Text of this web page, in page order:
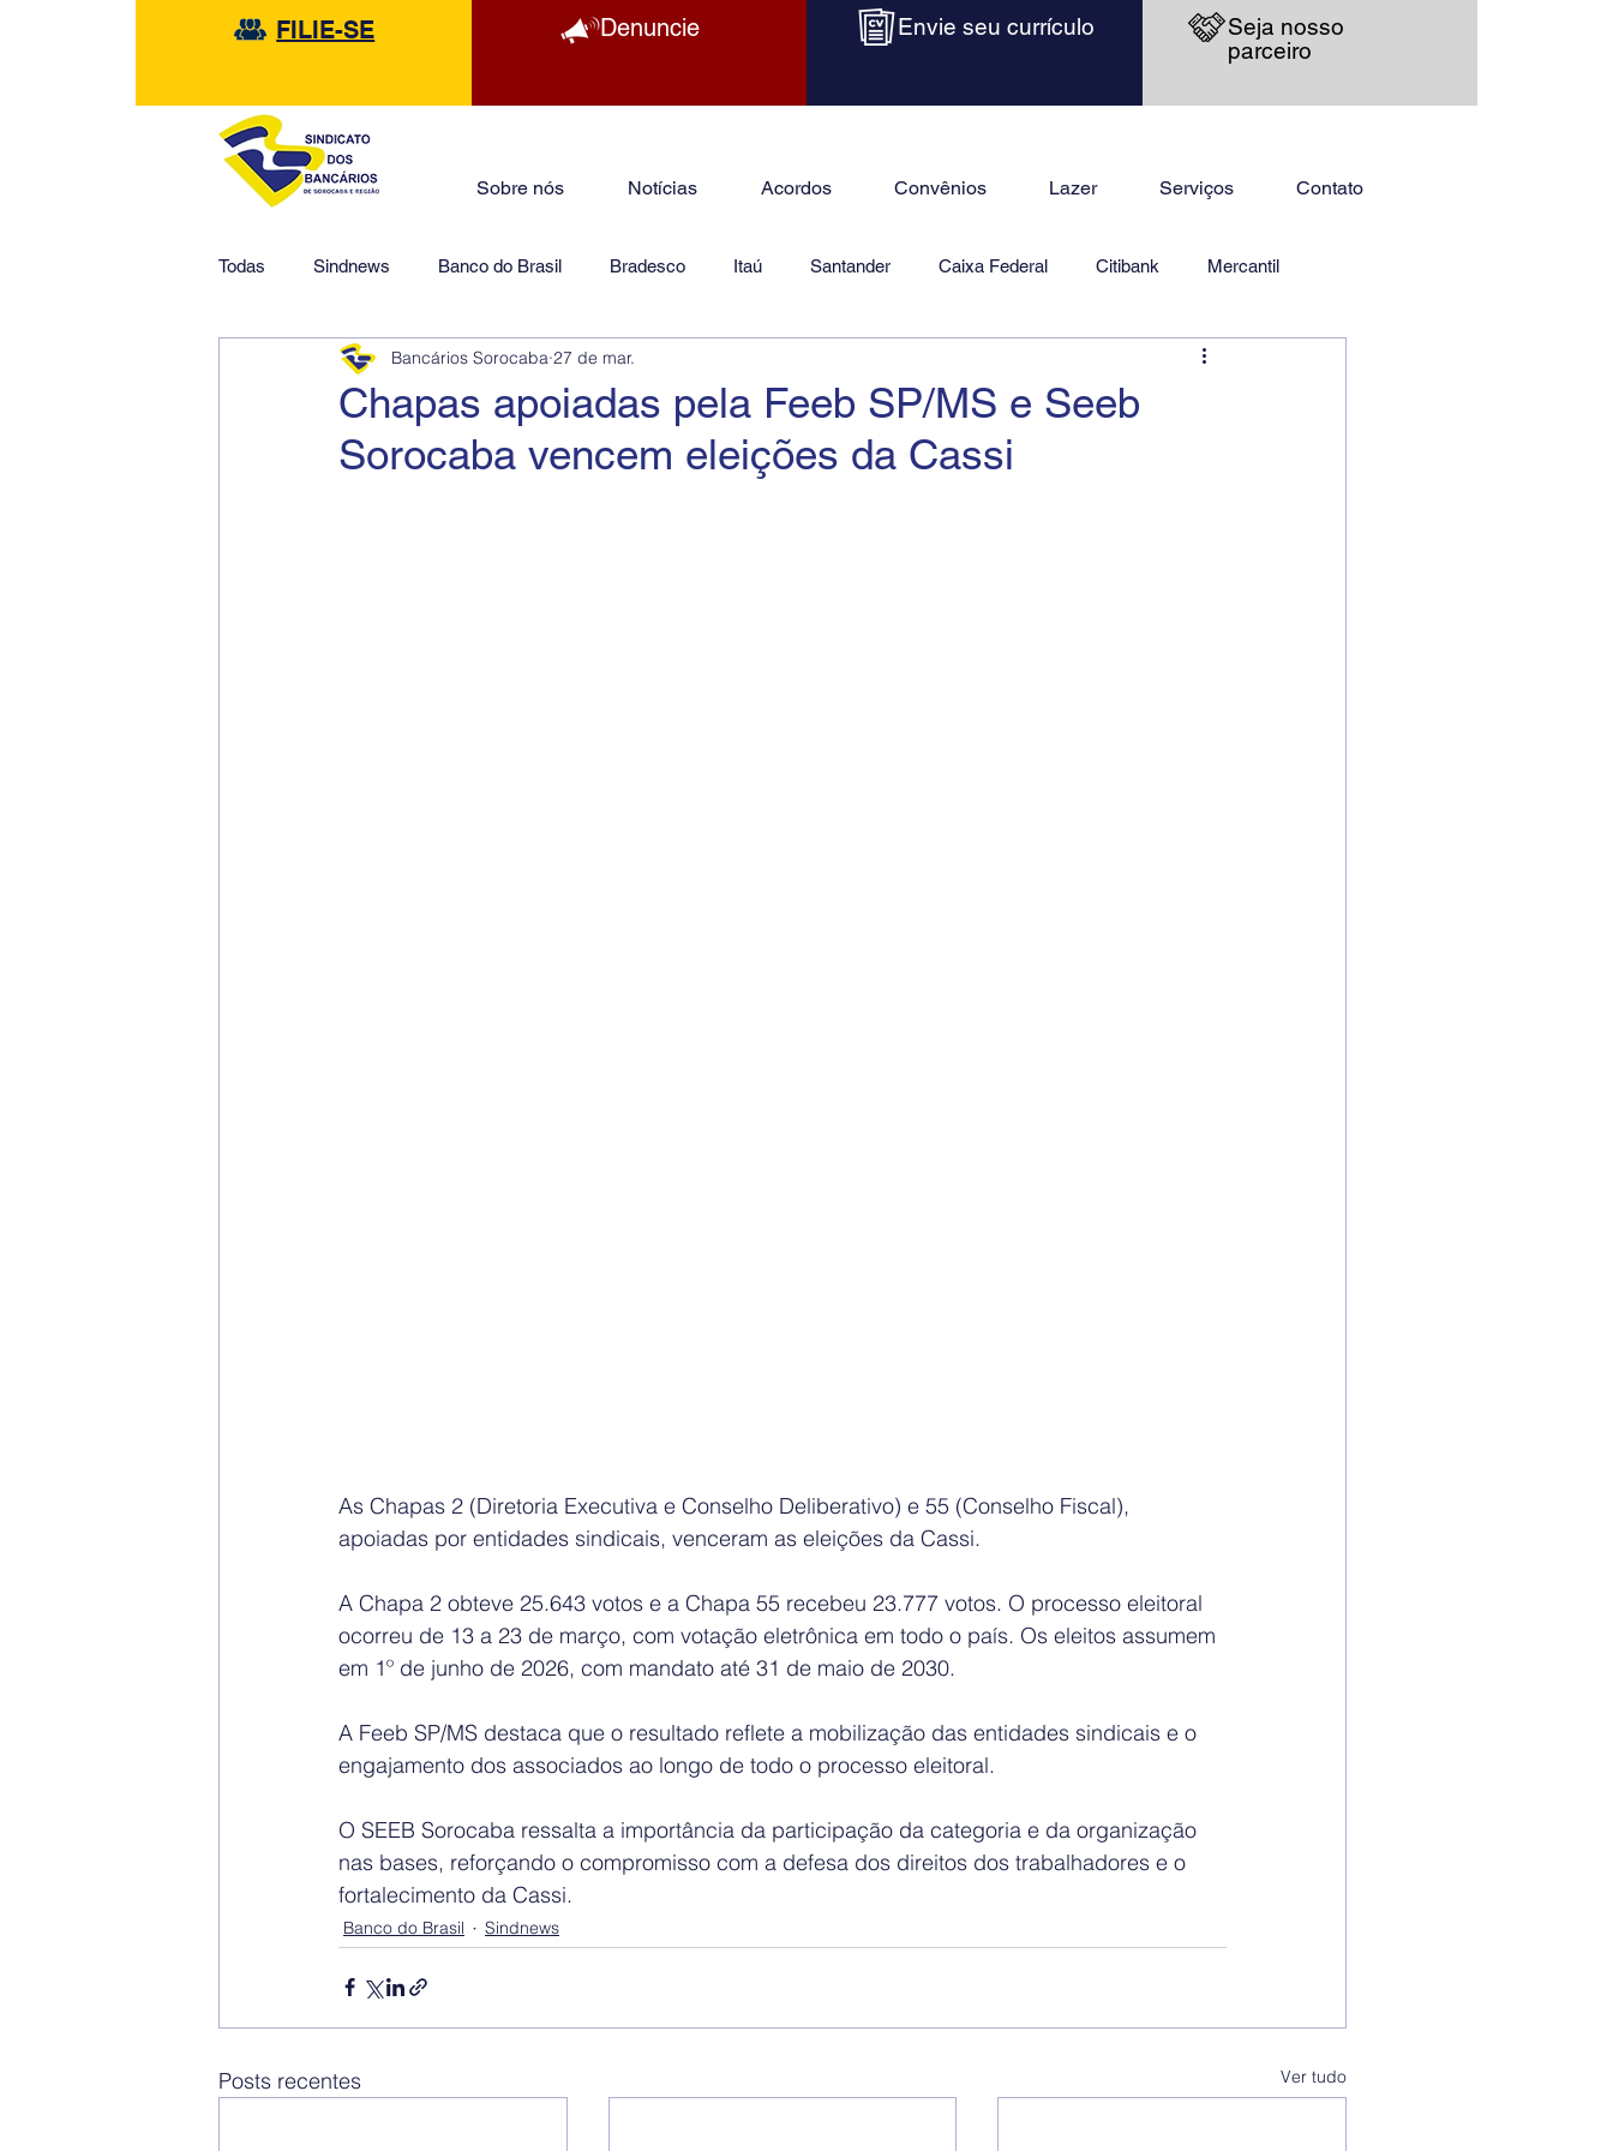
FILIE-SE Denuncie Envie seu currículo
Seja nosso
parceiro
Sobre nós Notícias Acordos Convênios Lazer Serviços Contato
Todas Sindnews Banco do Brasil Bradesco Itaú Santander Caixa Federal Citibank Mercantil
HSBC Financeiras Jurídico
Chapas apoiadas pela Feeb SP/MS e Seeb
Sorocaba vencem eleições da Cassi
Bancários Sorocaba 27 de mar.
As Chapas 2 (Diretoria Executiva e Conselho Deliberativo) e 55 (Conselho Fiscal),
apoiadas por entidades sindicais, venceram as eleições da Cassi.
A Chapa 2 obteve 25.643 votos e a Chapa 55 recebeu 23.777 votos. O processo eleitoral
ocorreu de 13 a 23 de março, com votação eletrônica em todo o país. Os eleitos assumem
em 1º de junho de 2026, com mandato até 31 de maio de 2030.
A Feeb SP/MS destaca que o resultado reflete a mobilização das entidades sindicais e o
engajamento dos associados ao longo de todo o processo eleitoral.
O SEEB Sorocaba ressalta a importância da participação da categoria e da organização
nas bases, reforçando o compromisso com a defesa dos direitos dos trabalhadores e o
fortalecimento da Cassi.
Banco do Brasil Sindnews
Posts recentes Ver tudo